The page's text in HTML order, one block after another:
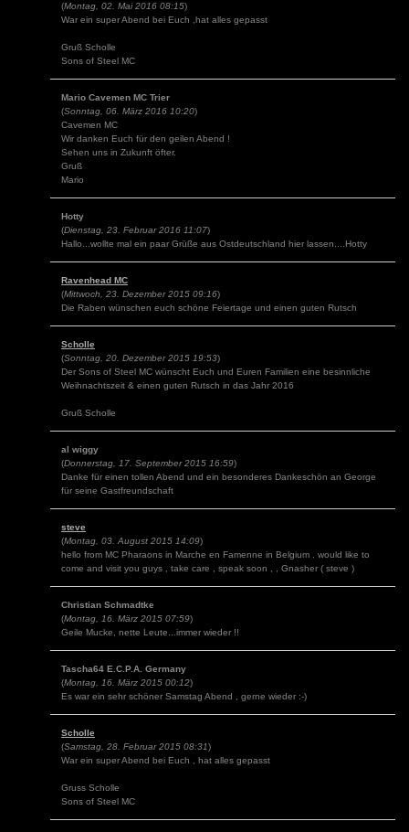
(Montag, 02. Mai 2016 08:15)
War ein super Abend bei Euch ,hat alles gepasst
Gruß Scholle
Sons of Steel MC
Mario Cavemen MC Trier
(Sonntag, 06. März 2016 10:20)
Cavemen MC
Wir danken Euch für den geilen Abend !
Sehen uns in Zukunft öfter.
Gruß
Mario
Hotty
(Dienstag, 23. Februar 2016 11:07)
Hallo...wollte mal ein paar Grüße aus Ostdeutschland hier lassen....Hotty
Ravenhead MC
(Mittwoch, 23. Dezember 2015 09:16)
Die Raben wünschen euch schöne Feiertage und einen guten Rutsch
Scholle
(Sonntag, 20. Dezember 2015 19:53)
Der Sons of Steel MC wünscht Euch und Euren Familien eine besinnliche
Weihnachtszeit & einen guten Rutsch in das Jahr 2016
Gruß Scholle
al wiggy
(Donnerstag, 17. September 2015 16:59)
Danke für einen tollen Abend und ein besonderes Dankeschön an George
für seine Gastfreundschaft
steve
(Montag, 03. August 2015 14:09)
hello from MC Pharaons in Marche en Famenne in Belgium . would like to
come and visit you guys , take care , speak soon , , Gnasher ( steve )
Christian Schmadtke
(Montag, 16. März 2015 07:59)
Geile Mucke, nette Leute...immer wieder !!
Tascha64 E.C.P.A. Germany
(Montag, 16. März 2015 00:12)
Es war ein sehr schöner Samstag Abend , gerne wieder :-)
Scholle
(Samstag, 28. Februar 2015 08:31)
War ein super Abend bei Euch , hat alles gepasst
Gruss Scholle
Sons of Steel MC